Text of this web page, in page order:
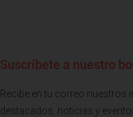
Suscríbete a nuestro
Recibe en tu correo nuestros
destacados, noticias y